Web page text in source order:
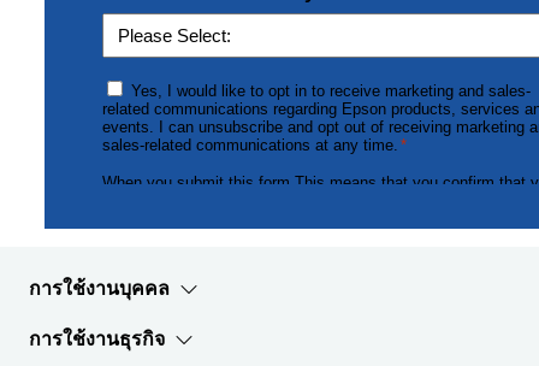
การใช้งานบุคคล
การใช้งานธุรกิจ